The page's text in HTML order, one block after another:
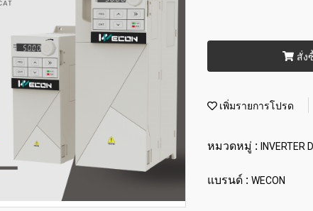
สั่ง
เพิ่มรายการโปรด
หมวดหมู่ : INVERTER
แบรนด์ : WECON